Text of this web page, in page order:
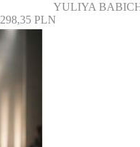
YULIYA
298,35 PLN